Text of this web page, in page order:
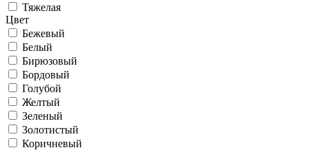
Тяжелая
Цвет
Бежевый
Белый
Бирюзовый
Бордовый
Голубой
Желтый
Зеленый
Золотистый
Коричневый